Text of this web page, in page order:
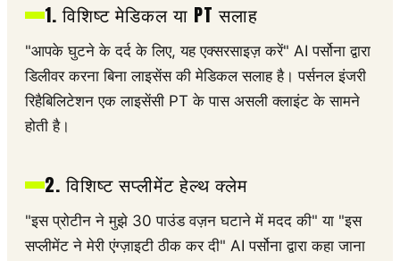
1. विशिष्ट मेडिकल या PT सलाह
"आपके घुटने के दर्द के लिए, यह एक्सरसाइज़ करें" AI पर्सोना द्वारा
डिलीवर करना बिना लाइसेंस की मेडिकल सलाह है। पर्सनल इंजरी
रिहैबिलिटेशन एक लाइसेंसी PT के पास असली क्लाइंट के सामने
होती है।
2. विशिष्ट सप्लीमेंट हेल्थ क्लेम
"इस प्रोटीन ने मुझे 30 पाउंड वज़न घटाने में मदद की" या "इस
सप्लीमेंट ने मेरी एंग्ज़ाइटी ठीक कर दी" AI पर्सोना द्वारा कहा जाना